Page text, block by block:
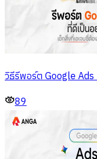
วิธีรีพอร์ต Google
89